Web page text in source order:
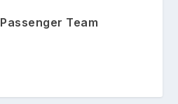
Passenger Team